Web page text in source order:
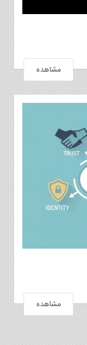
مشاهده
مشاهده